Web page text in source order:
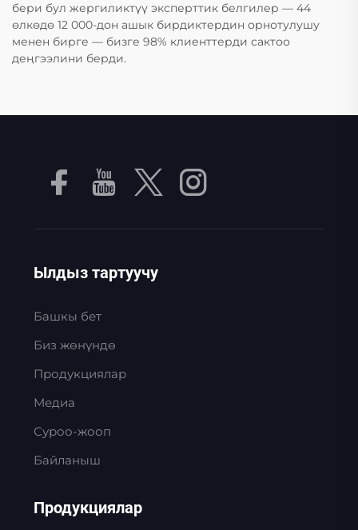
бери бул жергиликтүү эксперттик белгилер — 44
өлкөдө 12 000-дон ашык бирдиктердин орнотулушу
менен бирге — бизге 98% клиенттерди сактоо
деңгээлини берди.
Ылдыз тартуучу
Башкы бет
Биз жөнүндө
Продукциялар
Медиа
Суроо-жооп
Байланыш
Продукциялар